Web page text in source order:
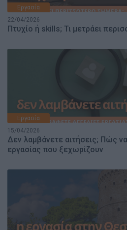
Εργασία
22/04/2026
Πτυχίο ή skills; Τι μετράει
Εργασία
15/04/2026
Δεν λαμβάνετε αιτήσεις; Πώς
εργασίας που ξεχωρίζουν